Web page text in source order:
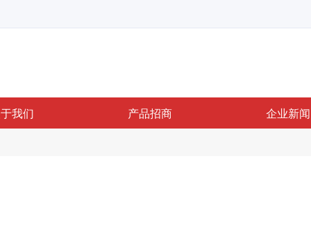
我们 产品招商 企业新闻